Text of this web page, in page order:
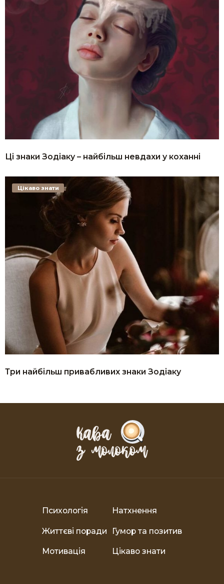
Ці знаки Зодіаку – найбільш невдахи у коханні
Три найбільш привабливих знаки Зодіаку
Цікаво знати
Психологія Натхнення
Життєві поради Гумор та позитив
Мотивація Цікаво знати